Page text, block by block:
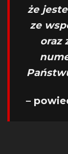
że
ze
oraz
–